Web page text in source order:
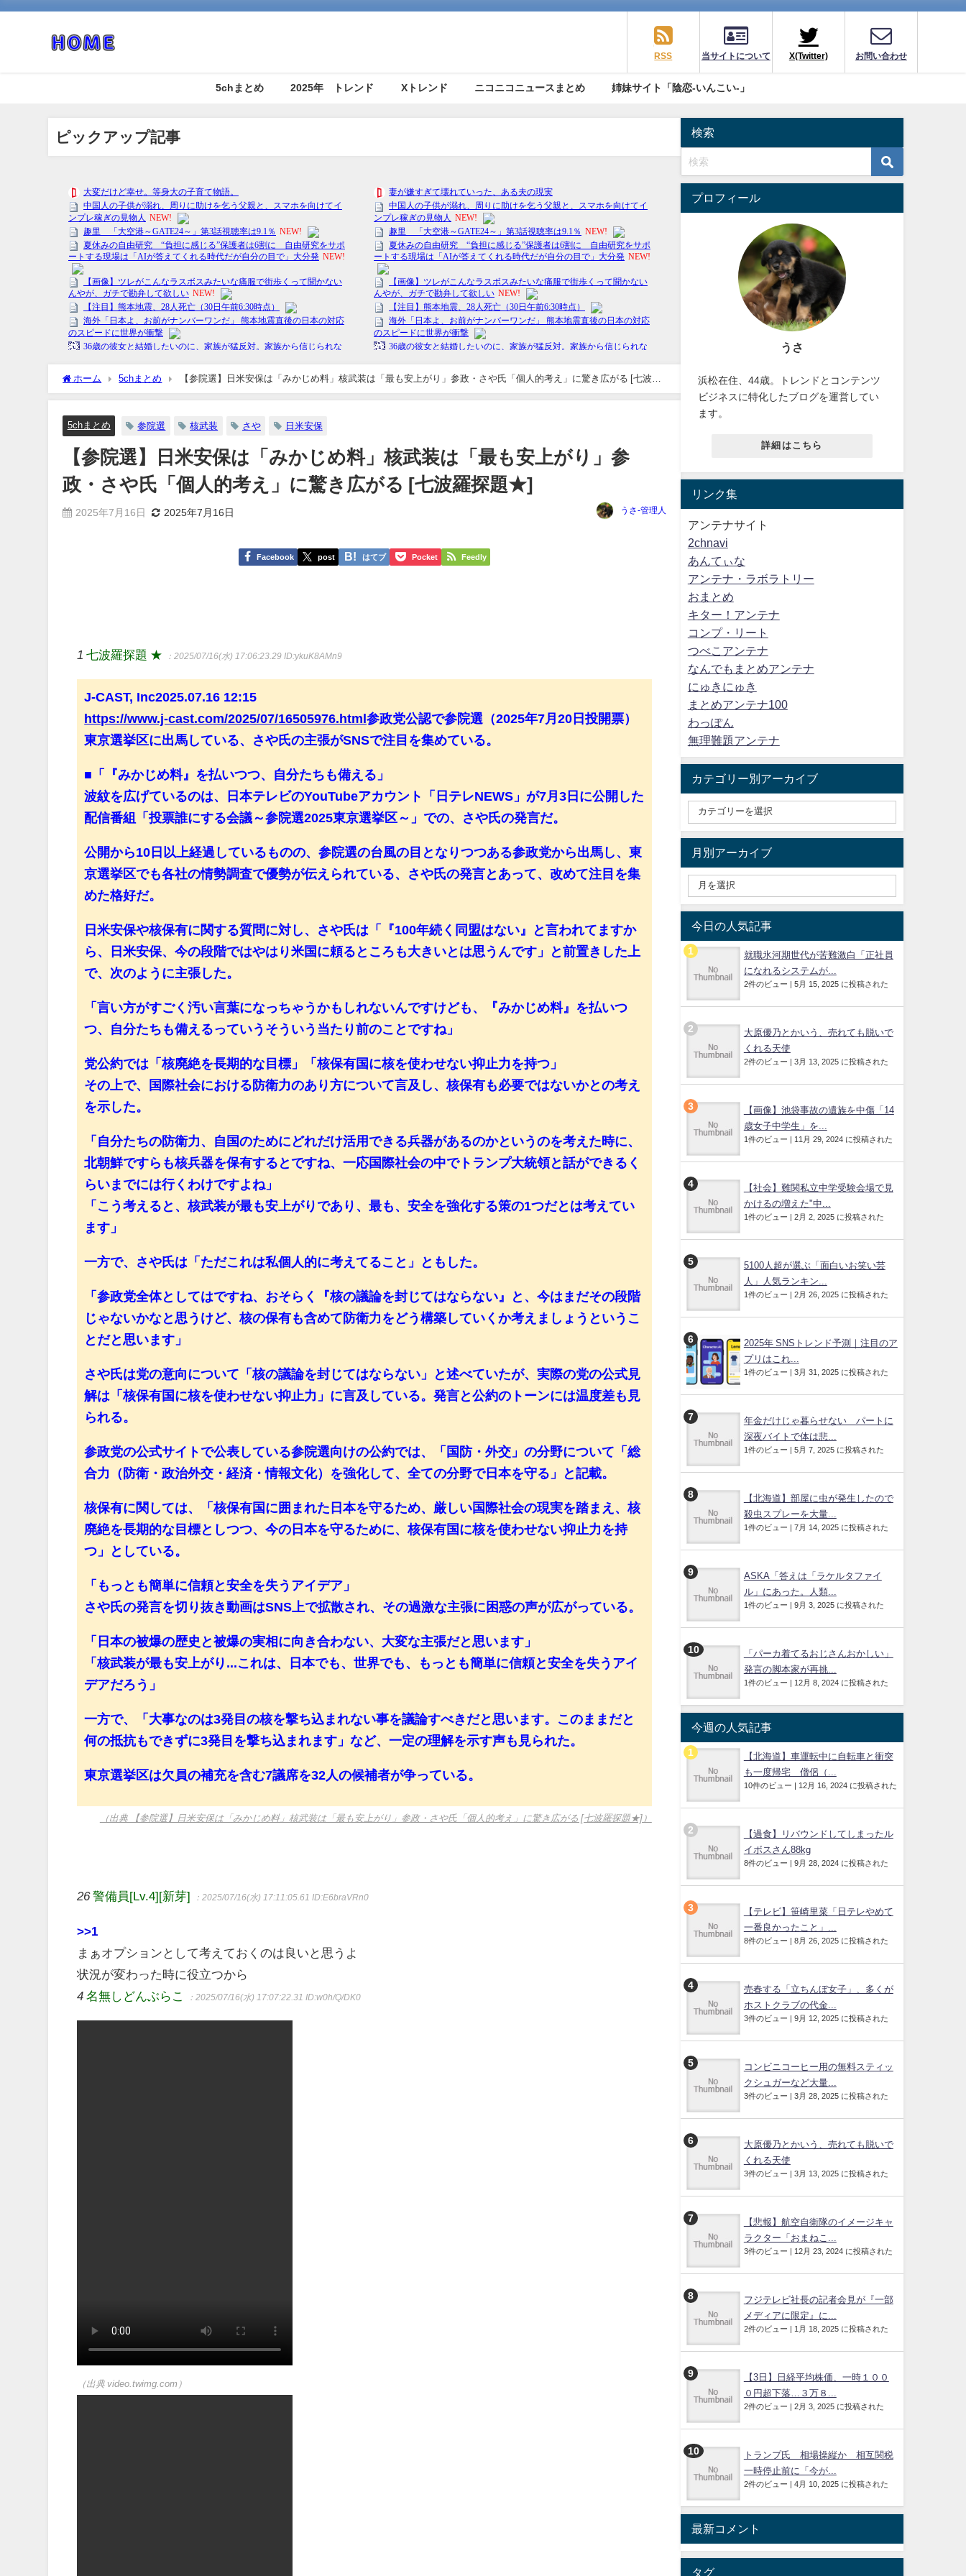
RSS 当サイトについて X(Twitter) お問い合わせ
5chまとめ 2025年 トレンド Xトレンド ニコニコニュースまとめ 姉妹サイト「陰恋-いんこい-」
ピックアップ記事
ホーム 5chまとめ
【参院選】日米安保は「みかじめ料」核武装は「最も安上がり」参政・さや氏「個人的考え」に驚き広がる [七波羅
探題★]
5chまとめ 参院選 核武装 さや 日米安保
【参院選】日米安保は「みかじめ料」核武装は「最も安上がり」参
政・さや氏「個人的考え」に驚き広がる [七波羅探題★]
2025年7月16日 2025年7月16日 うさ-管理人
Facebook post はてブ Pocket Feedly
1 七波羅探題 ★ ：2025/07/16(水) 17:06:23.29ID:ykuK8AMn9
J-CAST, Inc2025.07.16 12:15
https://www.j-cast.com/2025/07/16505976.html参政党公認で参院選（2025年7月20日投開票）
東京選挙区に出馬している、さや氏の主張がSNSで注目を集めている。
■「『みかじめ料』を払いつつ、自分たちも備える」
波紋を広げているのは、日本テレビのYouTubeアカウント「日テレNEWS」が7月3日に公開した
配信番組「投票誰にする会議～参院選2025東京選挙区～」での、さや氏の発言だ。
公開から10日以上経過しているものの、参院選の台風の目となりつつある参政党から出馬し、東
京選挙区でも各社の情勢調査で優勢が伝えられている、さや氏の発言とあって、改めて注目を集
めた格好だ。
日米安保や核保有に関する質問に対し、さや氏は「『100年続く同盟はない』と言われてますか
ら、日米安保、今の段階ではやはり米国に頼るところも大きいとは思うんです」と前置きした上
で、次のように主張した。
「言い方がすごく汚い言葉になっちゃうかもしれないんですけども、『みかじめ料』を払いつ
つ、自分たちも備えるっていうそういう当たり前のことですね」
党公約では「核廃絶を長期的な目標」「核保有国に核を使わせない抑止力を持つ」
その上で、国際社会における防衛力のあり方について言及し、核保有も必要ではないかとの考え
を示した。
「自分たちの防衛力、自国のためにどれだけ活用できる兵器があるのかというのを考えた時に、
北朝鮮ですらも核兵器を保有するとですね、一応国際社会の中でトランプ大統領と話ができるく
らいまでには行くわけですよね」
「こう考えると、核武装が最も安上がりであり、最も、安全を強化する策の1つだとは考えてい
ます」
一方で、さや氏は「ただこれは私個人的に考えてること」ともした。
「参政党全体としてはですね、おそらく『核の議論を封じてはならない』と、今はまだその段階
じゃないかなと思うけど、核の保有も含めて防衛力をどう構築していくか考えましょうというこ
とだと思います」
さや氏は党の意向について「核の議論を封じてはならない」と述べていたが、実際の党の公式見
解は「核保有国に核を使わせない抑止力」に言及している。発言と公約のトーンには温度差も見
られる。
参政党の公式サイトで公表している参院選向けの公約では、「国防・外交」の分野について「総
合力（防衛・政治外交・経済・情報文化）を強化して、全ての分野で日本を守る」と記載。
核保有に関しては、「核保有国に囲まれた日本を守るため、厳しい国際社会の現実を踏まえ、核
廃絶を長期的な目標としつつ、今の日本を守るために、核保有国に核を使わせない抑止力を持
つ」としている。
「もっとも簡単に信頼と安全を失うアイデア」
さや氏の発言を切り抜き動画はSNS上で拡散され、その過激な主張に困惑の声が広がっている。
「日本の被爆の歴史と被爆の実相に向き合わない、大変な主張だと思います」
「核武装が最も安上がり...これは、日本でも、世界でも、もっとも簡単に信頼と安全を失うアイ
デアだろう」
一方で、「大事なのは3発目の核を撃ち込まれない事を議論すべきだと思います。このままだと
何の抵抗もできずに3発目を撃ち込まれます」など、一定の理解を示す声も見られた。
東京選挙区は欠員の補充を含む7議席を32人の候補者が争っている。
（出典 【参院選】日米安保は「みかじめ料」核武装は「最も安上がり」参政・さや氏「個人的考え」に驚き広がる [七波羅探題★]）
26 警備員[Lv.4][新芽] ：2025/07/16(水) 17:11:05.61ID:E6braVRn0
>>1
まぁオプションとして考えておくのは良いと思うよ
状況が変わった時に役立つから
4 名無しどんぶらこ ：2025/07/16(水) 17:07:22.31ID:w0h/Q/DK0
（出典 video.twimg.com）
検索
プロフィール
うさ
浜松在住、44歳。トレンドとコンテンツ
ビジネスに特化したブログを運営してい
ます。
詳細はこちら
リンク集
アンテナサイト
2chnavi
あんてぃな
アンテナ・ラボラトリー
おまとめ
キター！アンテナ
コンプ・リート
つべこアンテナ
なんでもまとめアンテナ
にゅきにゅき
まとめアンテナ100
わっぽん
無理難題アンテナ
カテゴリー別アーカイブ
月別アーカイブ
今日の人気記事
就職氷河期世代が苦難激白「正社員
になれるシステムが...
2件のビュー 5月 15, 2025 に投稿された
大原優乃とかいう、売れても脱いで
くれる天使
2件のビュー 3月 13, 2025 に投稿された
【画像】池袋事故の遺族を中傷「14
歳女子中学生」を...
1件のビュー 11月 29, 2024 に投稿された
【社会】難関私立中学受験会場で見
かけるの増えた"中...
1件のビュー 2月 2, 2025 に投稿された
5100人超が選ぶ「面白いお笑い芸
人」人気ランキン...
1件のビュー 2月 26, 2025 に投稿された
2025年 SNSトレンド予測｜注目のア
プリはこれ...
1件のビュー 3月 31, 2025 に投稿された
年金だけじゃ暮らせない パートに
深夜バイトで体は悲...
1件のビュー 5月 7, 2025 に投稿された
【北海道】部屋に虫が発生したので
殺虫スプレーを大量...
1件のビュー 7月 14, 2025 に投稿された
ASKA「答えは「ラケルタファイ
ル」にあった。人類...
1件のビュー 9月 3, 2025 に投稿された
「パーカ着てるおじさんおかしい」
発言の脚本家が再挑...
1件のビュー 12月 8, 2024 に投稿された
今週の人気記事
【北海道】車運転中に自転車と衝突
も一度帰宅 僧侶（...
10件のビュー 12月 16, 2024 に投稿された
【過食】リバウンドしてしまったル
イボスさん88kg
8件のビュー 9月 28, 2024 に投稿された
【テレビ】笹崎里菜「日テレやめて
一番良かったこと」...
8件のビュー 8月 26, 2025 に投稿された
売春する「立ちんぼ女子」、多くが
ホストクラブの代金...
3件のビュー 9月 12, 2025 に投稿された
コンビニコーヒー用の無料スティッ
クシュガーなど大量...
3件のビュー 3月 28, 2025 に投稿された
大原優乃とかいう、売れても脱いで
くれる天使
3件のビュー 3月 13, 2025 に投稿された
【悲報】航空自衛隊のイメージキャ
ラクター「おまねこ...
3件のビュー 12月 23, 2024 に投稿された
フジテレビ社長の記者会見が『一部
メディアに限定』に...
2件のビュー 1月 18, 2025 に投稿された
【3日】日経平均株価、一時１００
０円超下落…３万８...
2件のビュー 2月 3, 2025 に投稿された
トランプ氏 相場操縦か 相互関税
一時停止前に「今が...
2件のビュー 4月 10, 2025 に投稿された
最新コメント
タグ